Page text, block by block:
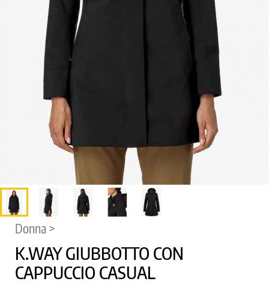
Donna >
K.WAY GIUBBOTTO CON
CAPPUCCIO CASUAL